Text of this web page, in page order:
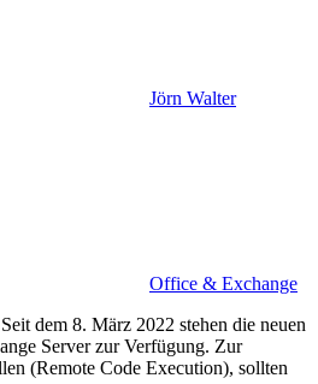
Jörn Walter
Office & Exchange
dem 8. März 2022 stehen die neuen
Server zur Verfügung. Zur
(Remote Code Execution), sollten